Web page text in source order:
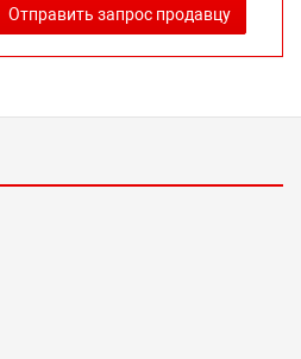
покупателю необходимую и
о товаре, предлагаемом к
Отправить запрос продавцу